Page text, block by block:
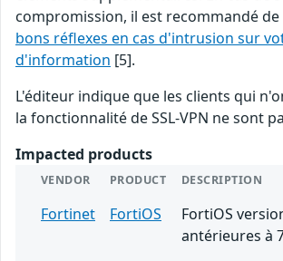
compromission, il est recommandé
bons réflexes en cas d'intrusion sur
d'information [5].
L'éditeur indique que les clients qui
la fonctionnalité de SSL-VPN ne sont
Impacted products
VENDOR PRODUCT DESCRIPTION
Fortinet FortiOS
FortiOS
antérieures à